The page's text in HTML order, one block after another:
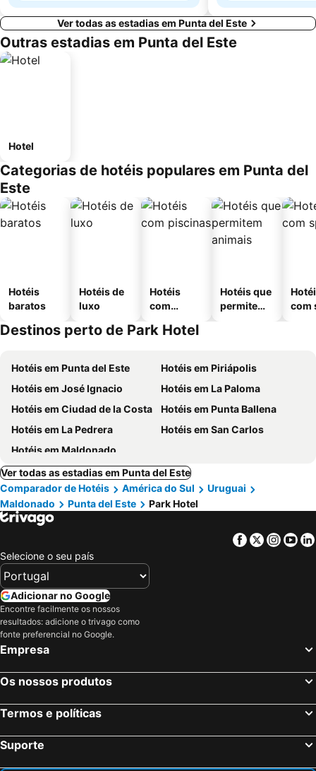
Ver todas as estadias em Punta del Este
Outras estadias em Punta del Este
Hotel
Categorias de hotéis populares em Punta del
Este
Hotéis
baratos
Hotéis de
luxo
Hotéis
com
Hotéis que
permitem
com
Destinos perto de Park Hotel
Hotéis em Punta del Este
Hotéis em Piriápolis
Hotéis em José Ignacio
Hotéis em La Paloma
Hotéis em Ciudad de la Costa
Hotéis em Punta Ballena
Hotéis em La Pedrera
Hotéis em San Carlos
Hotéis em Maldonado
Ver todas as estadias em Punta del Este
Comparador de Hotéis
América do Sul
Uruguai
Maldonado
Punta del Este Park Hotel
Facebook
Twitter
Selecione o seu país
Adicionar no Google
Encontre facilmente os nossos
resultados: adicione o trivago como
fonte preferencial no Google.
Empresa
Os nossos produtos
Termos e políticas
Suporte